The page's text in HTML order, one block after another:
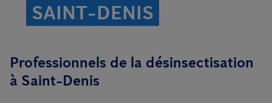
SAINT-DENIS
Professionnels de la désinsectisation
à Saint-Denis